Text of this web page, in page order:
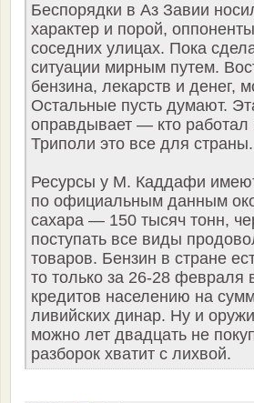
Беспорядки в Аз Завии
характер и порой,
соседних улицах. Пока
ситуации мирным путем.
бензина, лекарств и денег,
Остальные пусть думают.
оправдывает — кто
Триполи это все для страны.
Ресурсы у М. Каддафи
по официальным данным
сахара — 150 тысяч тонн,
поступать все виды
товаров. Бензин в стране
то только за 26-28 февраля
кредитов населению на
ливийских динар. Ну и
можно лет двадцать не
разборок хватит с лихвой.